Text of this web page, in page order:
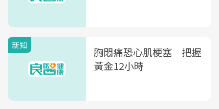
新知
胸悶痛恐心肌梗塞 把握
黃金12小時